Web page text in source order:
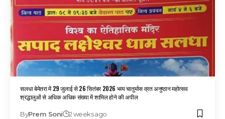
सलधा बेमेतरा में 29 जुलाई से 26 सितंबर 2026 भव्य चातुर्मास व्रत अनुष्ठान महोत्सव
श्रद्धालुओं से अधिक अधिक संख्या में शामिल होने की अपील
ByPrem Soni 2 weeks ago